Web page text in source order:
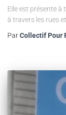
Elle est présente
à travers les rues
ParCollectif Pour